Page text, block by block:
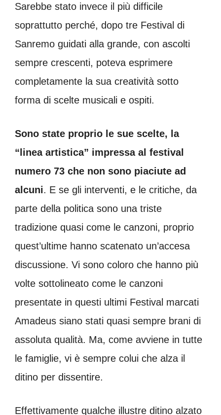
Sarebbe stato invece il più difficile
soprattutto perché, dopo tre Festival di
Sanremo guidati alla grande, con ascolti
sempre crescenti, poteva esprimere
completamente la sua creatività sotto
forma di scelte musicali e ospiti.
Sono state proprio le sue scelte, la
“linea artistica” impressa al festival
numero 73 che non sono piaciute ad
alcuni. E se gli interventi, e le critiche, da
parte della politica sono una triste
tradizione quasi come le canzoni, proprio
quest’ultime hanno scatenato un’accesa
discussione. Vi sono coloro che hanno più
volte sottolineato come le canzoni
presentate in questi ultimi Festival marcati
Amadeus siano stati quasi sempre brani di
assoluta qualità. Ma, come avviene in tutte
le famiglie, vi è sempre colui che alza il
ditino per dissentire.
Effettivamente qualche illustre ditino alzato